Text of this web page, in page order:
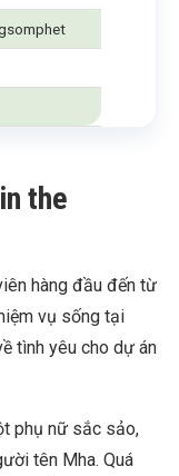
the
hàng đầu đến từ
vụ sống tại
tình yêu cho dự án
phụ nữ sắc sảo,
tên Mha. Quá